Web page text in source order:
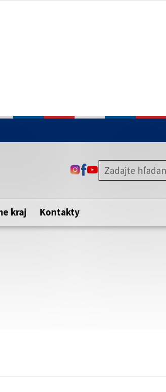
je zabezpečená
webovú stránku. Zabezpečená
názvom domény webového sídla.
ODKAZ SA OTVORÍ NA
ODKAZ SA OTVORÍ NA
ODKAZ SA OTVORÍ
kraj Kontakty